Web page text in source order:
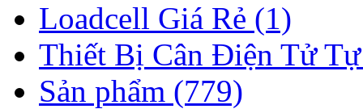
Loadcell Giá Rẻ (1)
Thiết Bị Cân Điện Tử
Sản phẩm (779)